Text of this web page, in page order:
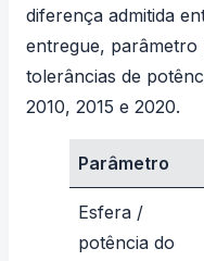
diferença admitida
entregue, parâmetro
tolerâncias de
2010, 2015 e 2020.
Parâmetro
Esfera /
potência do